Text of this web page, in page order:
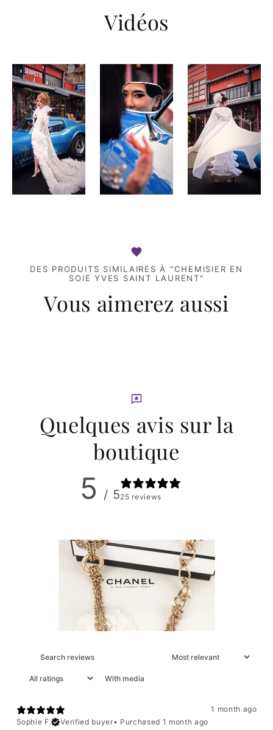
Vidéos
DES PRODUITS SIMILAIRES À "CHEMISIER EN
SOIE YVES SAINT LAURENT"
Vous aimerez aussi
Quelques avis sur la
boutique
5 / 525 reviews
With media
1 month ago
Sophie F.
Verified buyer• Purchased 1 month ago